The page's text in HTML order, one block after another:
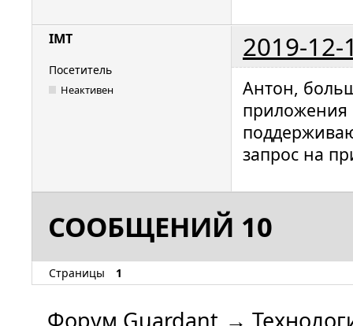
IMT 2019-12-
Посетитель
Неактивен
Антон,
приложения
запрос на
СООБЩЕНИЙ 10
Страницы 1